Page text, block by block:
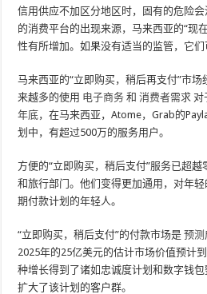
信用供应不加区分地区时，固有的危险
的消费平台的出现来源，马来西亚的“现
性有所增加。如果没有适当的监管，它们
马来西亚的“立即购买，稍后再支付”市
来越多的使用 电子商务 和消费者需求 对
年底，在马来西亚，Atome，Grab的
划中，有超过500万的服务用户。
方便的“立即购买，稍后支付”服务已超
和旅行部门。他们变得更加通用，对年
期付款计划的年轻人。
“立即购买，稍后支付”的付款市场是预测
2025年的25亿美元的估计市场价值预计
种增长得到了诸如忠诚度计划和数字钱
扩大了该计划的客户群。